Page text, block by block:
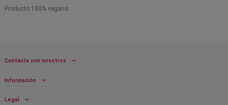
Producto 100% vegano
Contacta con nosotros
Información
Legal